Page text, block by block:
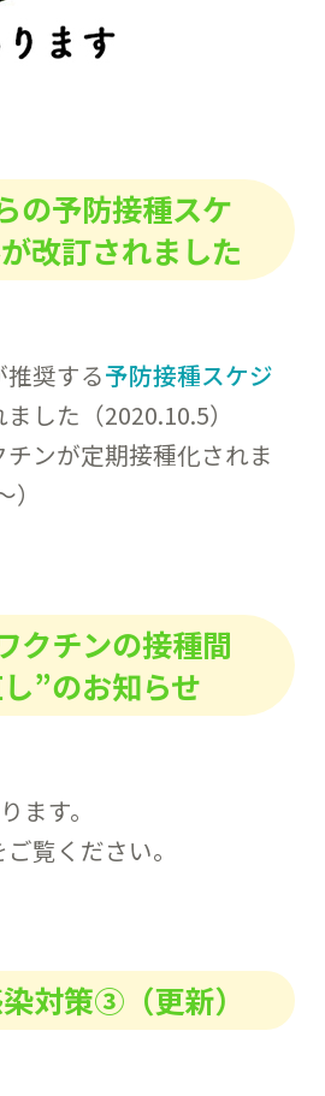
の予防接種スケ
改訂されました
奨する予防接種スケジ
した（2020.10.5）
ンが定期接種化されま
クチンの接種間
”のお知らせ
ます。
ご覧ください。
対策③（更新）